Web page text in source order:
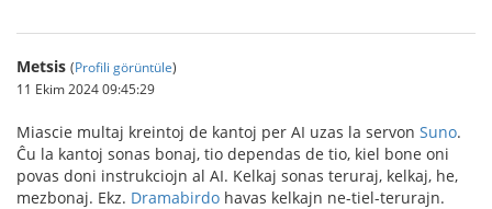
Metsis (Profili görüntüle)
11 Ekim 2024 09:45:29
Miascie multaj kreintoj de kantoj per AI uzas la servon Suno.
Ĉu la kantoj sonas bonaj, tio dependas de tio, kiel bone oni
povas doni instrukciojn al AI. Kelkaj sonas teruraj, kelkaj, he,
mezbonaj. Ekz. Dramabirdo havas kelkajn ne-tiel-terurajn.